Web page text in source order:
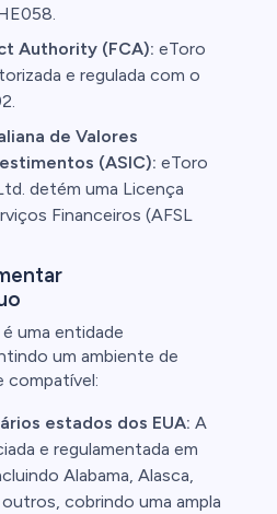
Authority (FCA): eToro
e regulada com o
de Valores
(ASIC): eToro
detém uma Licença
Financeiros (AFSL
uma entidade
um ambiente de
compatível:
estados dos EUA: A
e regulamentada em
Alabama, Alasca,
cobrindo uma ampla